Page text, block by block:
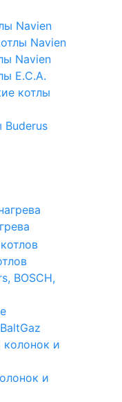
Navien
Navien
Navien
E.C.A.
котлы
Buderus
BOSCH,
и